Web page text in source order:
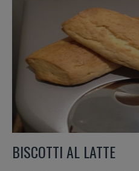
BISCOTTI AL LATTE